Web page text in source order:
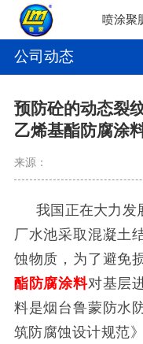
喷涂聚
公司动态
预防砼的动态裂
乙烯基酯防腐涂
来源：
我国正在大力发
厂水池采取混凝土
蚀物质，为了避免
酯防腐涂料对基层
料是烟台鲁蒙防水
筑防腐蚀设计规范